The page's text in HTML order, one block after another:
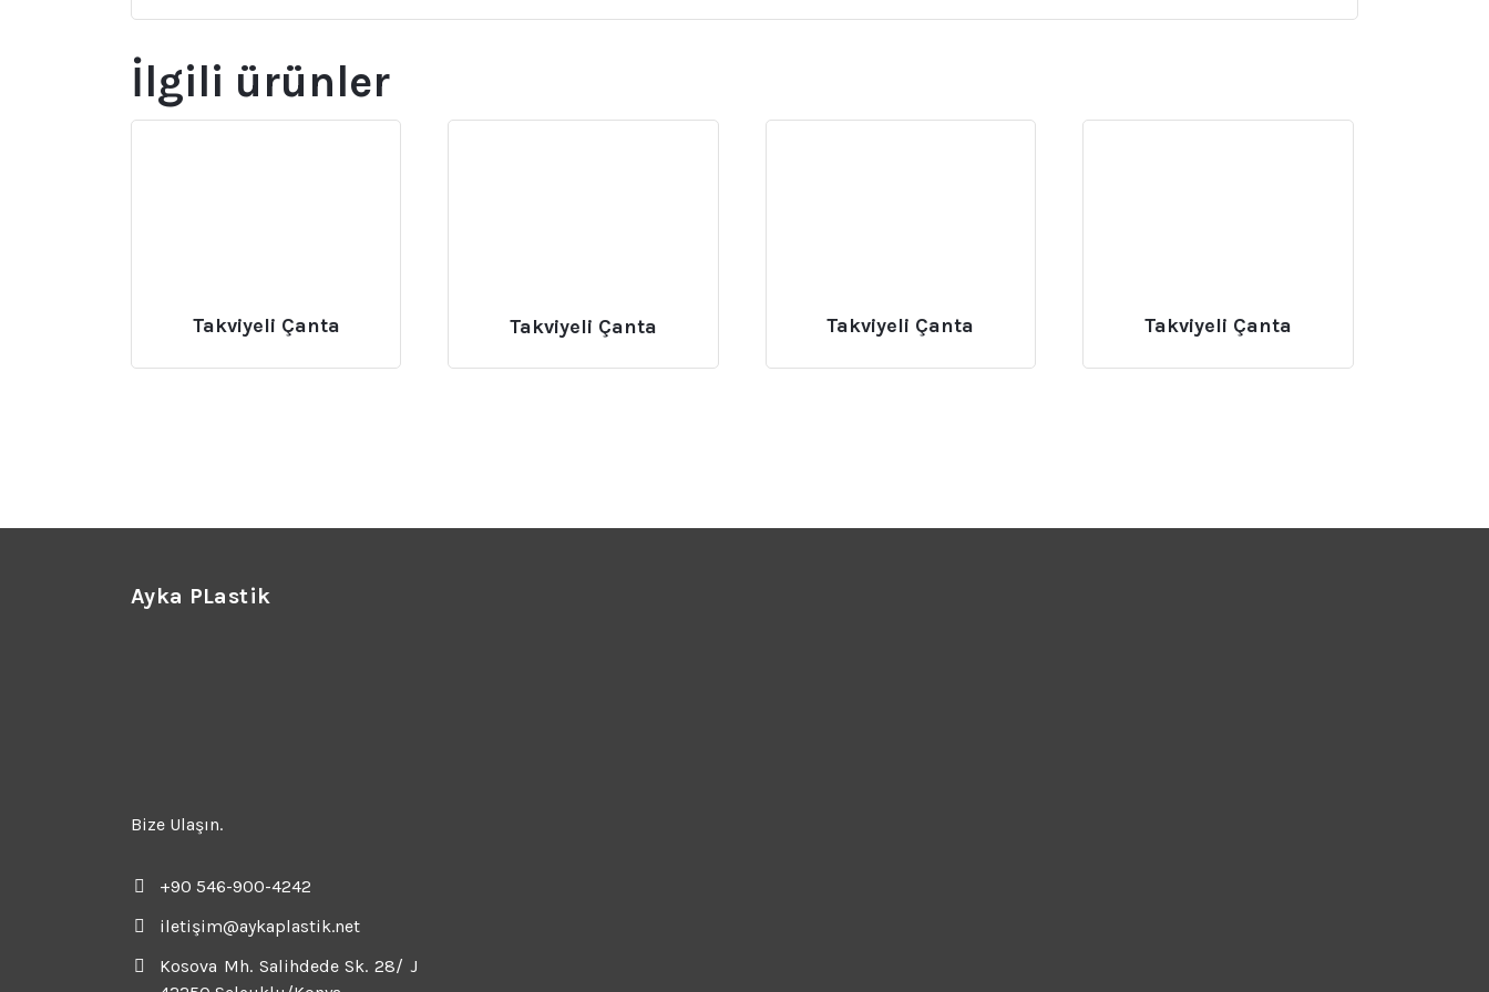
İlgili ürünler
Takviyeli Çanta Takviyeli Çanta Takviyeli Çanta Takviyeli Çanta
Ayka PLastik
Bize Ulaşın.
+90 546-900-4242
iletişim@aykaplastik.net
Kosova Mh. Salihdede Sk. 28/ J